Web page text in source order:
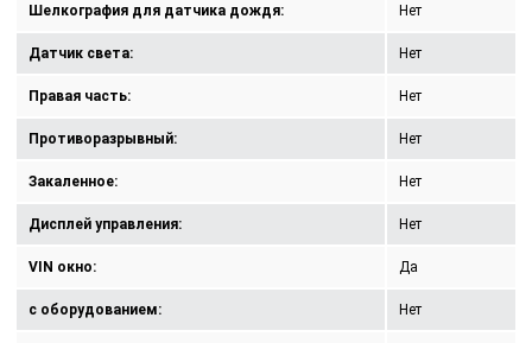
Шелкография для датчика дождя: Нет
Датчик света: Нет
Правая часть: Нет
Противоразрывный: Нет
Закаленное: Нет
Дисплей управления: Нет
VIN окно: Да
с оборудованием: Нет